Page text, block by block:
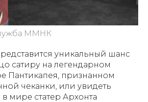
ММНК
уникальный шанс
сатиру на легендарном
Пантикапея, признанном
чеканки, или увидеть
мире статер Архонта